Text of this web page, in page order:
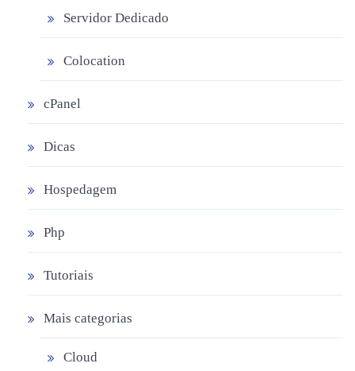
Servidor Dedicado
Colocation
cPanel
Dicas
Hospedagem
Php
Tutoriais
Mais categorias
Cloud